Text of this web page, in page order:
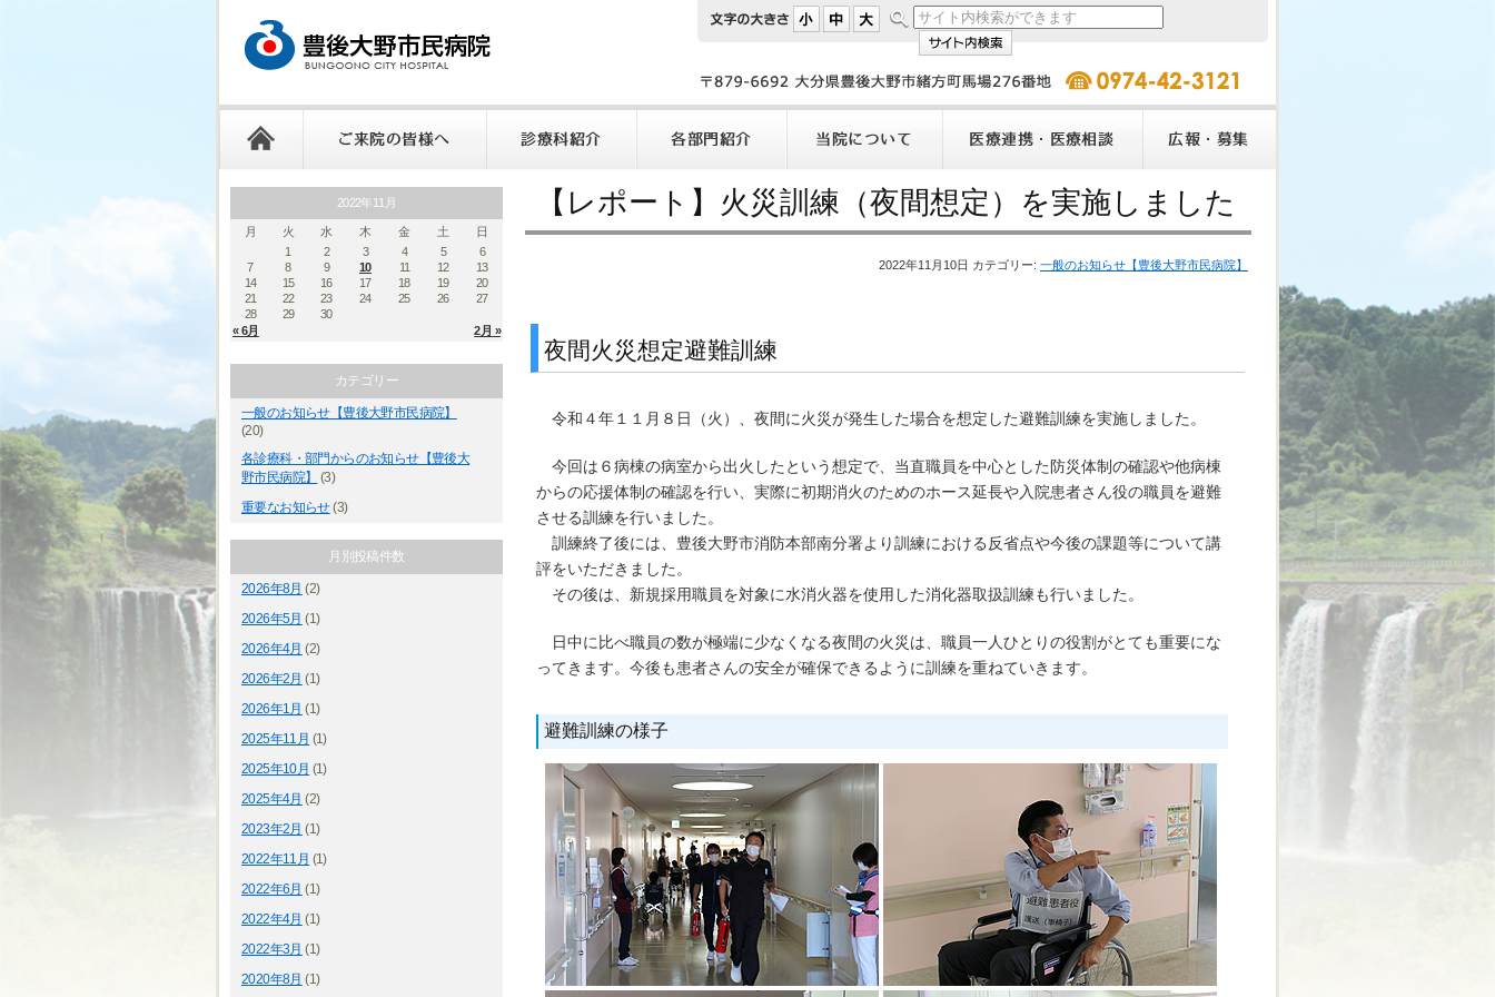
2022年11月
月 火 水 木 金 土 日
« 6月 2月 »
1 2 3 4 5
6
7
8 9 10 11 12
13
14
15 16 17 18 19
20
21
22 23 24 25 26
27
28
29 30
カテゴリー
一般のお知らせ【豊後大野市民病院】
(20)
各診療科・部門からのお知らせ【豊後大
野市民病院】
(3)
重要なお知らせ(3)
月別投稿件数
2026年8月 (2)
2026年5月 (1)
2026年4月 (2)
2026年2月 (1)
2026年1月 (1)
2025年11月 (1)
2025年10月 (1)
2025年4月 (2)
2023年2月 (1)
2022年11月 (1)
2022年6月 (1)
2022年4月 (1)
2022年3月 (1)
2020年8月 (1)
【レポート】火災訓練（夜間想定）を実施しました
2022年11月10日 カテゴリー: 一般のお知らせ【豊後大野市民病院】
夜間火災想定避難訓練
令和４年１１月８日（火）、夜間に火災が発生した場合を想定した避難訓練を実施しました。
今回は６病棟の病室から出火したという想定で、当直職員を中心とした防災体制の確認や他病棟
からの応援体制の確認を行い、実際に初期消火のためのホース延長や入院患者さん役の職員を避難
させる訓練を行いました。
訓練終了後には、豊後大野市消防本部南分署より訓練における反省点や今後の課題等について講
評をいただきました。
その後は、新規採用職員を対象に水消火器を使用した消化器取扱訓練も行いました。
日中に比べ職員の数が極端に少なくなる夜間の火災は、職員一人ひとりの役割がとても重要にな
ってきます。今後も患者さんの安全が確保できるように訓練を重ねていきます。
避難訓練の様子